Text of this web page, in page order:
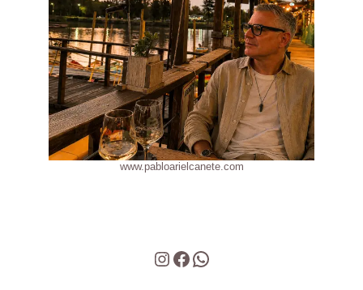
www.pabloarielcanete.com
Instagram
Facebook
WhatsApp